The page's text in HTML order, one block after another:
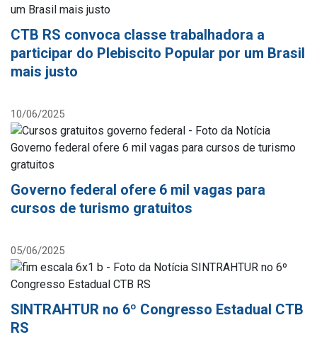
CTB RS convoca classe trabalhadora a
participar do Plebiscito Popular por um Brasil
mais justo
10/06/2025
Governo federal ofere 6 mil vagas para
cursos de turismo gratuitos
05/06/2025
SINTRAHTUR no 6º Congresso Estadual CTB
RS